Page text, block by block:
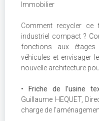
Immobilier
Comment recycler
industriel compact ?
fonctions aux
véhicules et envisager
nouvelle architecture
• Friche de l’usine
Guillaume HEQUET,
charge de